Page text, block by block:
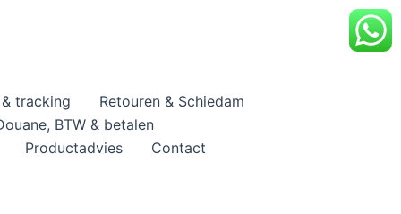
tracking
Retouren & Schiedam
BTW & betalen
Productadvies
Contact